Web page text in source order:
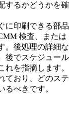
するかどうかを確
に印刷できる部品
検査、または
。後処理の詳細な
後でスケジュール
を指摘します。
ており、どのステ
るべきです。